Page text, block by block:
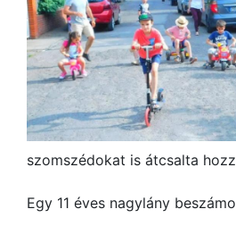
szomszédokat is átcsalta
Egy 11 éves nagylány